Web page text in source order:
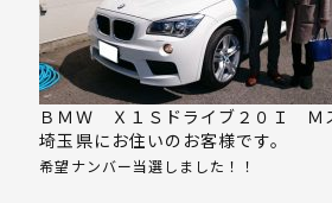
ＢＭＷ Ｘ１Ｓドライブ２０Ｉ Ｍ
埼玉県にお住いのお客様です。
希望ナンバー当選しました！！